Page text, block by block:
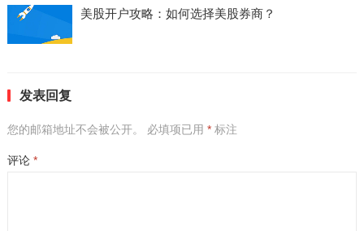
美股开户攻略：如何选择美股券商？
发表回复
您的邮箱地址不会被公开。 必填项已用 *标注
评论 *